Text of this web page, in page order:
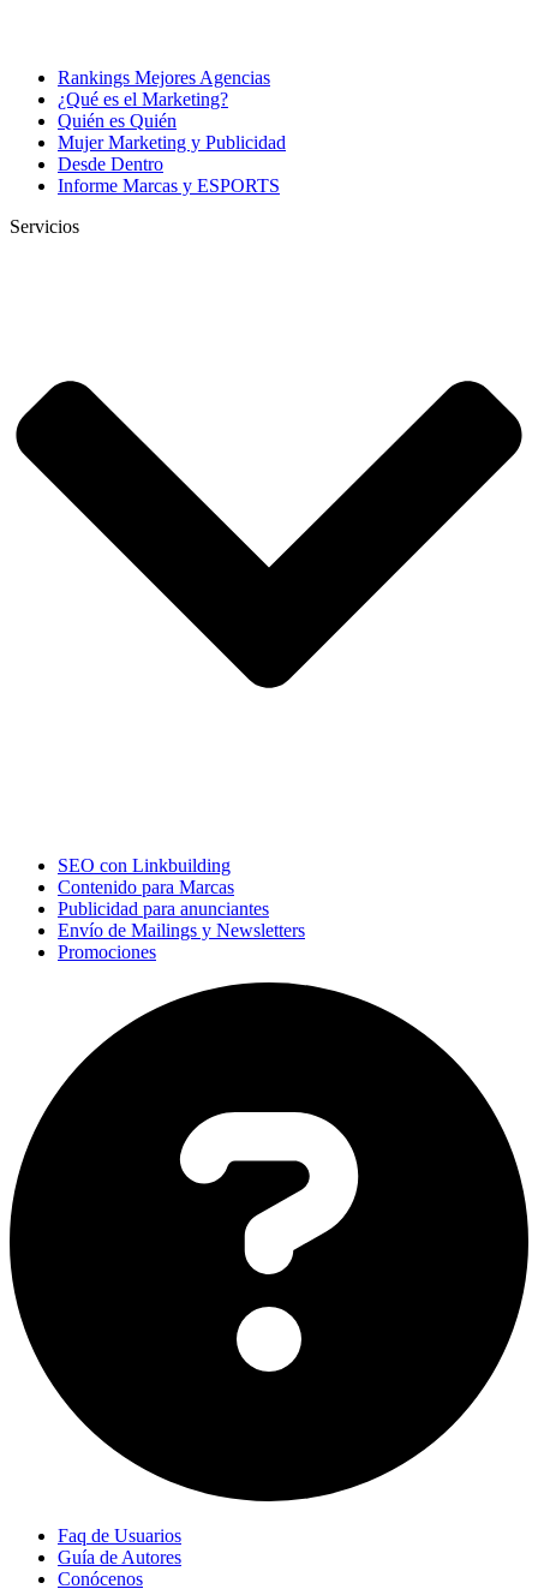
Rankings Mejores Agencias
¿Qué es el Marketing?
Quién es Quién
Mujer Marketing y Publicidad
Desde Dentro
Informe Marcas y ESPORTS
Servicios
SEO con Linkbuilding
Contenido para Marcas
Publicidad para anunciantes
Envío de Mailings y Newsletters
Promociones
Faq de Usuarios
Guía de Autores
Conócenos